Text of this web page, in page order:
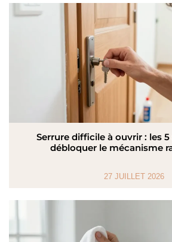
Serrure difficile à ouvrir : les
débloquer le mécanisme
27 JUILLET 2026